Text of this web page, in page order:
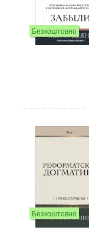
Безкоштовно
Безкоштовно